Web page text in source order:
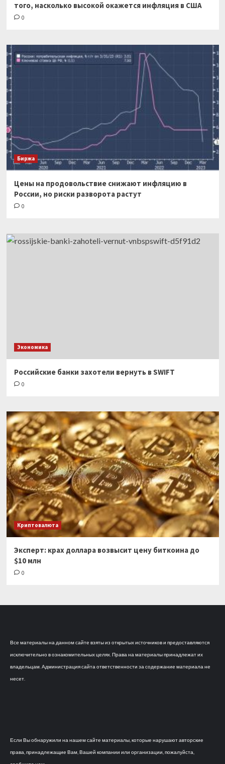
того, насколько высокой окажется инфляция в США
0
Биржа
Цены на продовольствие снижают инфляцию в
России, но риски разворота растут
0
Экономика
Российские банки захотели вернуть в SWIFT
0
Криптовалюта
Эксперт: крах доллара возвысит цену биткоина до
$10 млн
0
Все материалы на данном сайте взяты из открытых источников и предоставляются
исключительно в ознакомительных целях. Права на материалы принадлежат их
владельцам. Администрация сайта ответственности за содержание материала не
несет.
Если Вы обнаружили на нашем сайте материалы, которые нарушают авторские
права, принадлежащие Вам, Вашей компании или организации, пожалуйста,